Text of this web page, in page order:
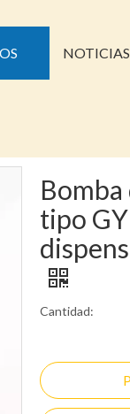
NOTICIAS
tipo
Cantidad: